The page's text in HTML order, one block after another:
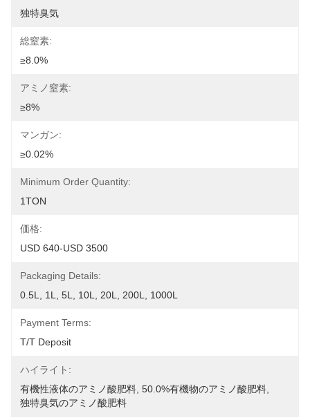
独特臭気
総窒素:
≥8.0%
アミノ窒素:
≥8%
マンガン:
≥0.02%
Minimum Order Quantity:
1TON
価格:
USD 640-USD 3500
Packaging Details:
0.5L, 1L, 5L, 10L, 20L, 200L, 1000L
Payment Terms:
T/T Deposit
ハイライト:
有機性液体のアミノ酸肥料 50.0%有機物のアミノ酸肥料
独特臭気のアミノ酸肥料